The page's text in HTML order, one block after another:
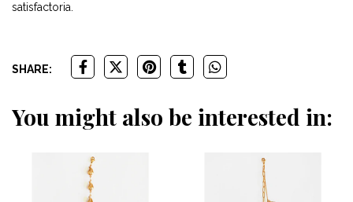
satisfactoria.
SHARE:
You might also be interested in: